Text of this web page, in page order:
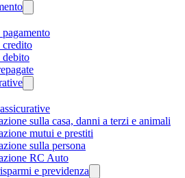
credito
debito
sulla casa, danni a terzi e animali
mutui e prestiti
sulla persona
RC Auto
e previdenza